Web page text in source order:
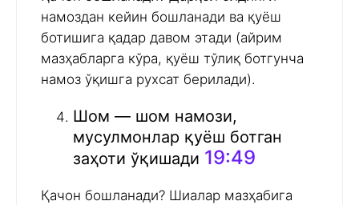
намоздан кейин бошланади ва қуёш
ботишига қадар давом этади (айрим
мазҳабларга кўра, қуёш тўлиқ ботгунча
намоз ўқишга рухсат берилади).
Шом — шом намози,
мусулмонлар қуёш ботган
заҳоти ўқишади 19:49
Қачон бошланади? Шиалар мазҳабига